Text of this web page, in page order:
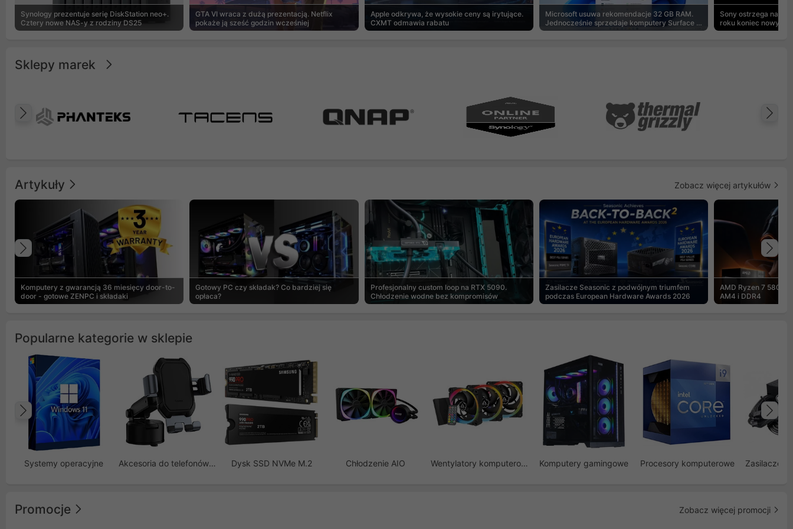
Synology prezentuje serię DiskStation neo+.
Cztery nowe NAS-y z rodziny DS25
GTA VI wraca z dużą prezentacją. Netflix
pokaże ją sześć godzin wcześniej
Apple odkrywa, że wysokie ceny są irytujące.
CXMT odmawia rabatu
Microsoft usuwa rekomendacje 32 GB RAM.
Jednocześnie sprzedaje komputery Surface z
8 GB
Sony ostrzega na
roku koniec nowych
Sklepy marek
Poprzedni
Artykuły Zobacz więcej artykułów
Komputery z gwarancją 36 miesięcy door-to-
door - gotowe ZENPC i składaki
Gotowy PC czy składak? Co bardziej się
opłaca?
Profesjonalny custom loop na RTX 5090.
Chłodzenie wodne bez kompromisów
Zasilacze Seasonic z podwójnym triumfem
podczas European Hardware Awards 2026
AMD Ryzen 7
AM4 i DDR4
Poprzedni
Popularne kategorie w sklepie
Systemy operacyjne Akcesoria do telefonów GSM Dysk SSD NVMe M.2 Chłodzenie AIO Wentylatory komputerowe Komputery gamingowe Procesory komputerowe Zasilacze
Poprzedni
Promocje Zobacz więcej promocji